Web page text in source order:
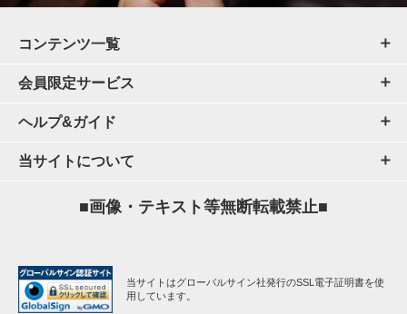
コンテンツ一覧
会員限定サービス
ヘルプ&ガイド
当サイトについて
■画像・テキスト等無断転載禁止■
当サイトはグローバルサイン社発行のSSL電子証明書を使
用しています。